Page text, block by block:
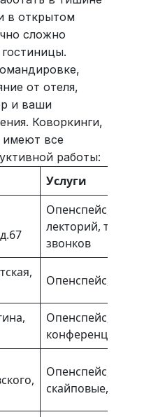
в открытом
сложно
от отеля,
и ваши
Коворкинги,
имеют все
работы:
Услуги
Опенспейс,
лекторий,
звонков
Опенспейс,
Опенспейс,
конференц-зал
Опенспейс,
скайповые, зона